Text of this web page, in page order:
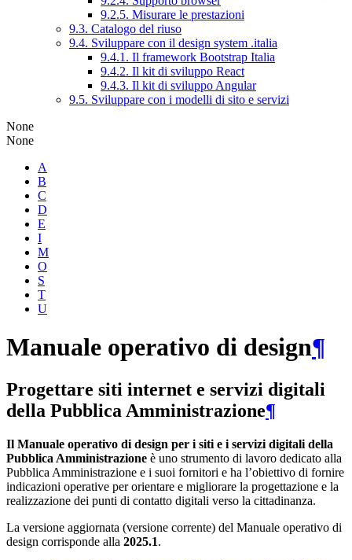
9.2.5. Misurare le prestazioni
9.3. Catalogo del riuso
9.4. Sviluppare con il design system .italia
9.4.1. Il framework Bootstrap Italia
9.4.2. Il kit di sviluppo React
9.4.3. Il kit di sviluppo Angular
9.5. Sviluppare con i modelli di sito e servizi
None
None
A
B
C
D
E
I
M
O
S
T
U
Manuale operativo di design¶
Progettare siti internet e servizi digitali
della Pubblica Amministrazione¶
Il Manuale operativo di design per i siti e i servizi digitali della
Pubblica Amministrazione è uno strumento di lavoro dedicato alla
Pubblica Amministrazione e i suoi fornitori e ha l’obiettivo di fornire
indicazioni operative per orientare e migliorare la progettazione e la
realizzazione dei punti di contatto digitali verso la cittadinanza.
La versione aggiornata (versione corrente) del Manuale operativo di
design corrisponde alla 2025.1.